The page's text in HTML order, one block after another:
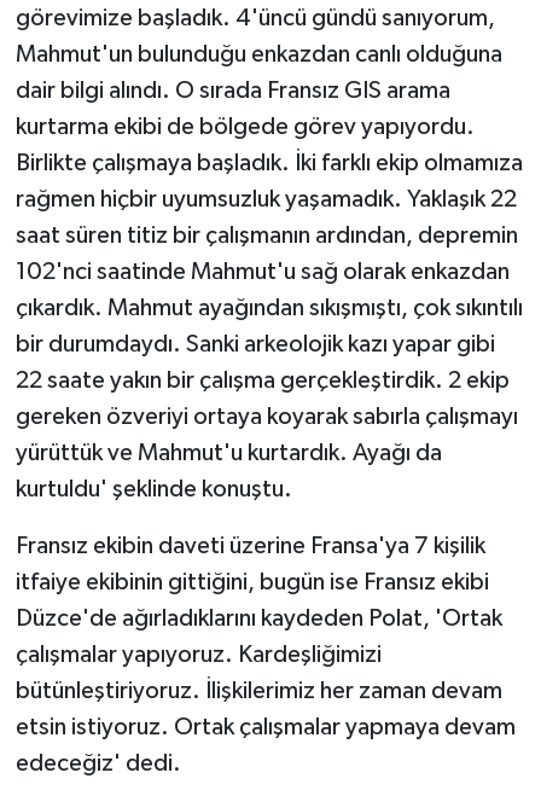
görevimize başladık. 4'üncü gündü sanıyorum,
Mahmut'un bulunduğu enkazdan canlı olduğuna
dair bilgi alındı. O sırada Fransız GIS arama
kurtarma ekibi de bölgede görev yapıyordu.
Birlikte çalışmaya başladık. İki farklı ekip olmamıza
rağmen hiçbir uyumsuzluk yaşamadık. Yaklaşık 22
saat süren titiz bir çalışmanın ardından, depremin
102'nci saatinde Mahmut'u sağ olarak enkazdan
çıkardık. Mahmut ayağından sıkışmıştı, çok sıkıntılı
bir durumdaydı. Sanki arkeolojik kazı yapar gibi
22 saate yakın bir çalışma gerçekleştirdik. 2 ekip
gereken özveriyi ortaya koyarak sabırla çalışmayı
yürüttük ve Mahmut'u kurtardık. Ayağı da
kurtuldu' şeklinde konuştu.
Fransız ekibin daveti üzerine Fransa'ya 7 kişilik
itfaiye ekibinin gittiğini, bugün ise Fransız ekibi
Düzce'de ağırladıklarını kaydeden Polat, 'Ortak
çalışmalar yapıyoruz. Kardeşliğimizi
bütünleştiriyoruz. İlişkilerimiz her zaman devam
etsin istiyoruz. Ortak çalışmalar yapmaya devam
edeceğiz' dedi.